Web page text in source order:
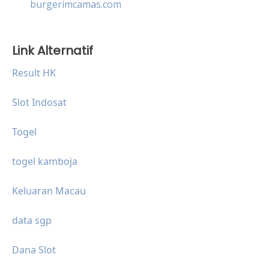
burgerimcamas.com
Link Alternatif
Result HK
Slot Indosat
Togel
togel kamboja
Keluaran Macau
data sgp
Dana Slot